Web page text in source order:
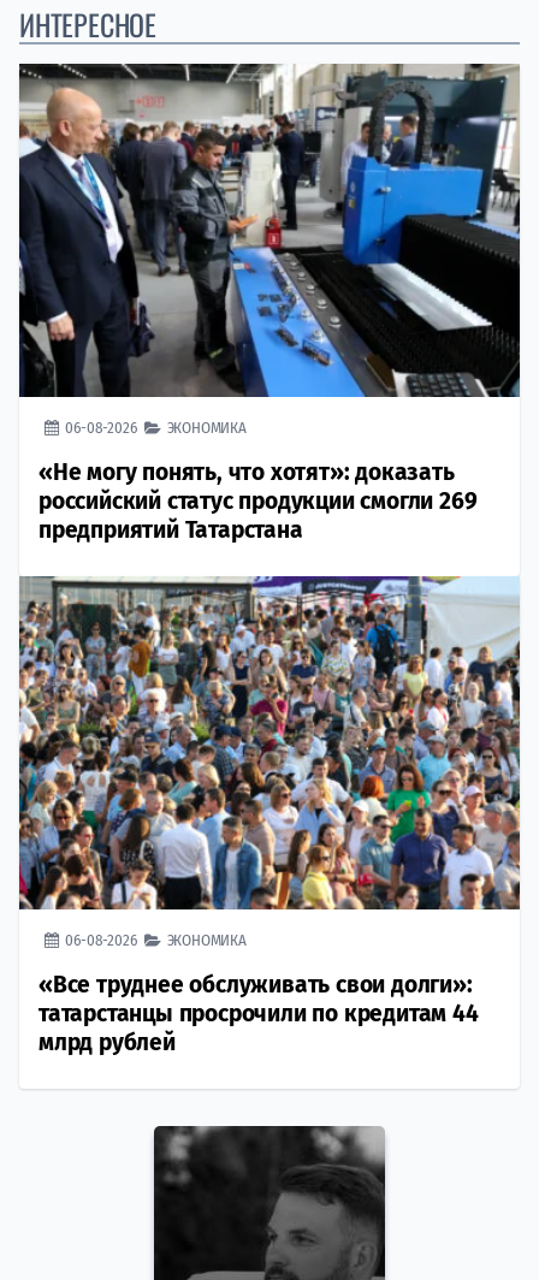
ИНТЕРЕСНОЕ
06-08-2026 ЭКОНОМИКА
«Не могу понять, что хотят»: доказать
российский статус продукции смогли 269
предприятий Татарстана
06-08-2026 ЭКОНОМИКА
«Все труднее обслуживать свои долги»:
татарстанцы просрочили по кредитам 44
млрд рублей